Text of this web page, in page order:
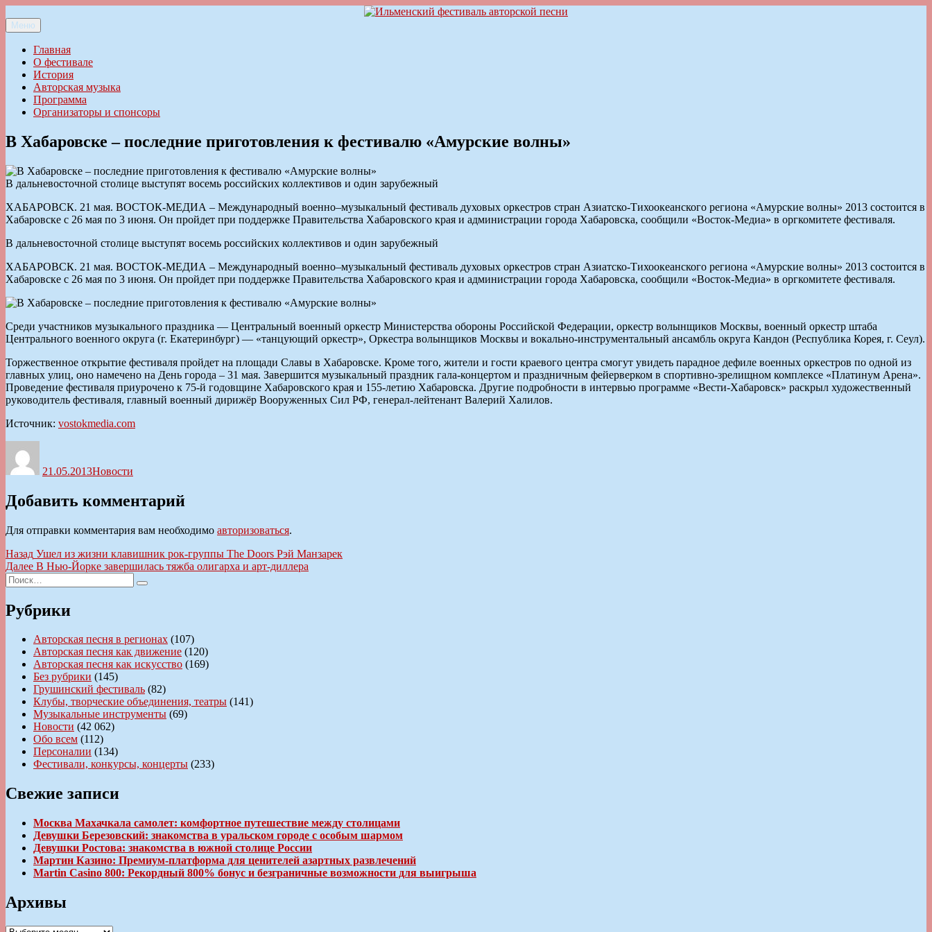
к
содержимому
Ильменский фестиваль авторской песни
Меню
Главная
О фестивале
История
Авторская музыка
Программа
Организаторы и спонсоры
В Хабаровске – последние приготовления к фестивалю «Амурские волны»
В дальневосточной столице выступят восемь российских коллективов и один зарубежный
ХАБАРОВСК. 21 мая. ВОСТОК-МЕДИА – Международный военно–музыкальный фестиваль духовых оркестров стран Азиатско-Тихоокеанского региона «Амурские волны» 2013 состоится в
Хабаровске с 26 мая по 3 июня. Он пройдет при поддержке Правительства Хабаровского края и администрации города Хабаровска, сообщили «Восток-Медиа» в оргкомитете фестиваля.
В дальневосточной столице выступят восемь российских коллективов и один зарубежный
ХАБАРОВСК. 21 мая. ВОСТОК-МЕДИА – Международный военно–музыкальный фестиваль духовых оркестров стран Азиатско-Тихоокеанского региона «Амурские волны» 2013 состоится в
Хабаровске с 26 мая по 3 июня. Он пройдет при поддержке Правительства Хабаровского края и администрации города Хабаровска, сообщили «Восток-Медиа» в оргкомитете фестиваля.
Среди участников музыкального праздника — Центральный военный оркестр Министерства обороны Российской Федерации, оркестр волынщиков Москвы, военный оркестр штаба
Центрального военного округа (г. Екатеринбург) — «танцующий оркестр», Оркестра волынщиков Москвы и вокально-инструментальный ансамбль округа Кандон (Республика Корея, г. Сеул).
Торжественное открытие фестиваля пройдет на площади Славы в Хабаровске. Кроме того, жители и гости краевого центра смогут увидеть парадное дефиле военных оркестров по одной из
главных улиц, оно намечено на День города – 31 мая. Завершится музыкальный праздник гала-концертом и праздничным фейерверком в спортивно-зрелищном комплексе «Платинум Арена».
Проведение фестиваля приурочено к 75-й годовщине Хабаровского края и 155-летию Хабаровска. Другие подробности в интервью программе «Вести-Хабаровск» раскрыл художественный
руководитель фестиваля, главный военный дирижёр Вооруженных Сил РФ, генерал-лейтенант Валерий Халилов.
Источник: vostokmedia.com
21.05.2013Новости
Добавить комментарий
Для отправки комментария вам необходимо авторизоваться.
Навигация
по
записям
Назад Предыдущая
запись:
Ушел из жизни клавишник рок-группы The Doors Рэй Манзарек
Далее Следующая
В Нью-Йорке завершилась тяжба олигарха и арт-диллера
Искать:
Поиск
Рубрики
Авторская песня в регионах (107)
Авторская песня как движение (120)
Авторская песня как искусство (169)
Без рубрики (145)
Грушинский фестиваль (82)
Клубы, творческие объединения, театры (141)
Музыкальные инструменты (69)
Новости (42 062)
Обо всем (112)
Персоналии (134)
Фестивали, конкурсы, концерты (233)
Свежие записи
Москва Махачкала самолет: комфортное путешествие между столицами
Девушки Березовский: знакомства в уральском городе с особым шармом
Девушки Ростова: знакомства в южной столице России
Мартин Казино: Премиум-платформа для ценителей азартных развлечений
Martin Casino 800: Рекордный 800% бонус и безграничные возможности для выигрыша
Архивы